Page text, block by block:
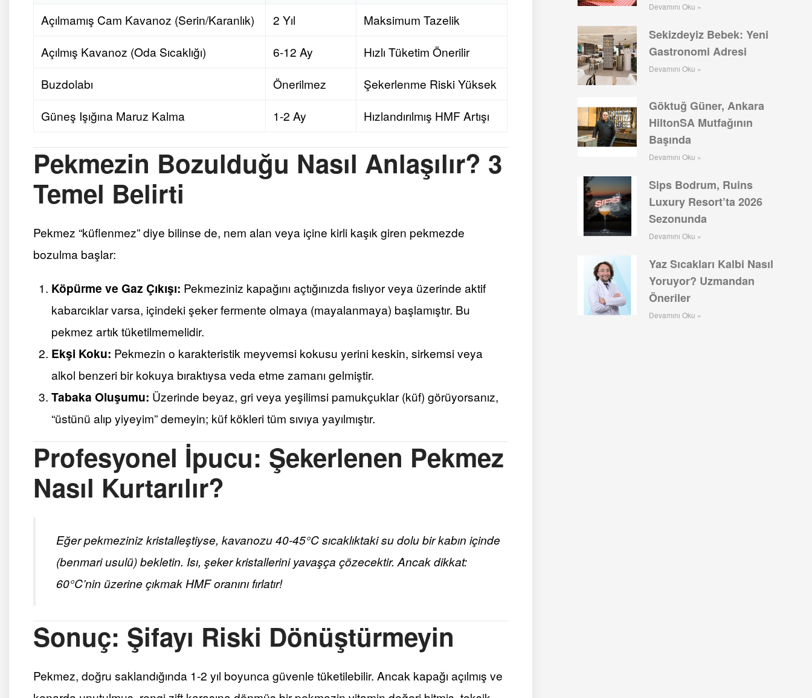
Açılmamış Cam Kavanoz (Serin/Karanlık) 2 Yıl
Maksimum Tazelik
Açılmış Kavanoz (Oda Sıcaklığı)
6-12 Ay
Hızlı Tüketim Önerilir
Buzdolabı
Önerilmez
Şekerlenme Riski Yüksek
Güneş Işığına Maruz Kalma
1-2 Ay Hızlandırılmış HMF Artışı
Pekmezin Bozulduğu Nasıl Anlaşılır? 3
Temel Belirti
Pekmez “küflenmez” diye bilinse de, nem alan veya içine kirli kaşık giren pekmezde
bozulma başlar:
Köpürme ve Gaz Çıkışı: Pekmeziniz kapağını açtığınızda fıslıyor veya üzerinde aktif
kabarcıklar varsa, içindeki şeker fermente olmaya (mayalanmaya) başlamıştır. Bu
pekmez artık tüketilmemelidir.
Ekşi Koku: Pekmezin o karakteristik meyvemsi kokusu yerini keskin, sirkemsi veya
alkol benzeri bir kokuya bıraktıysa veda etme zamanı gelmiştir.
Tabaka Oluşumu: Üzerinde beyaz, gri veya yeşilimsi pamukçuklar (küf) görüyorsanız,
“üstünü alıp yiyeyim” demeyin; küf kökleri tüm sıvıya yayılmıştır.
Profesyonel İpucu: Şekerlenen Pekmez
Nasıl Kurtarılır?
Eğer pekmeziniz kristalleştiyse, kavanozu 40-45°C sıcaklıktaki su dolu bir kabın içinde
(benmari usulü) bekletin. Isı, şeker kristallerini yavaşça çözecektir. Ancak dikkat:
60°C’nin üzerine çıkmak HMF oranını fırlatır!
Sonuç: Şifayı Riski Dönüştürmeyin
Pekmez, doğru saklandığında 1-2 yıl boyunca güvenle tüketilebilir. Ancak kapağı açılmış ve
Devamını Oku »
Sekizdeyiz Bebek: Yeni
Gastronomi Adresi
Devamını Oku »
Göktuğ Güner, Ankara
HiltonSA Mutfağının
Başında
Devamını Oku »
Sips Bodrum, Ruins
Luxury Resort’ta 2026
Sezonunda
Devamını Oku »
Yaz Sıcakları Kalbi Nasıl
Yoruyor? Uzmandan
Öneriler
Devamını Oku »